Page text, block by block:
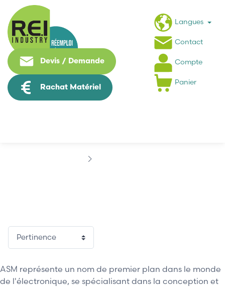
Devis / Demande
Rachat Matériel
Langues
Contact
Compte
Panier
ASM représente un nom de premier plan dans le monde
de l'électronique, se spécialisant dans la conception et